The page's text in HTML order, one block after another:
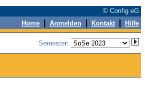
© Config eG
Home Anmelden Kontakt Hilfe
Semester: